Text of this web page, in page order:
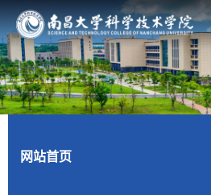
网站首页